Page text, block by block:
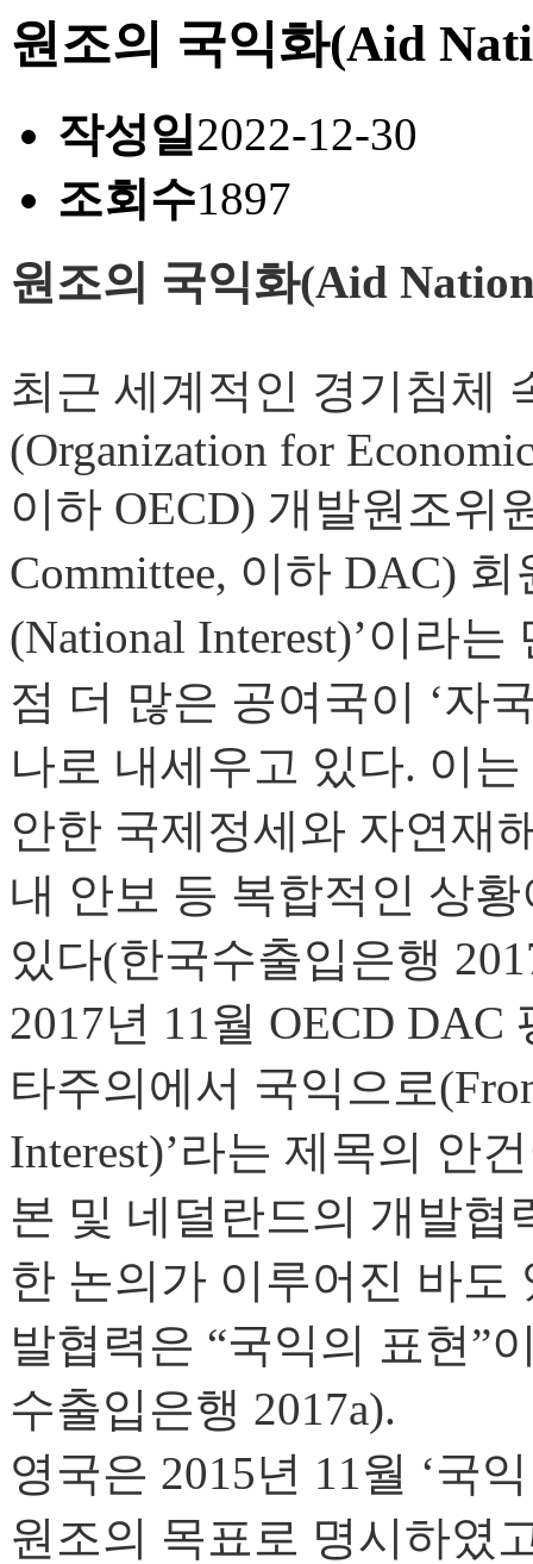
원조의 국익화(Aid
작성일2022-12-30
조회수1897
원조의 국익화(Aid
최근 세계적인 경기침체
(Organization for
이하 OECD) 개발원조위
Committee, 이하 DAC)
(National Interest)’이라
점 더 많은 공여국이 ‘자
나로 내세우고 있다. 이
안한 국제정세와 자연재
내 안보 등 복합적인 상
있다(한국수출입은행
2017년 11월 OECD
타주의에서 국익으로
Interest)’라는 제목의 안
본 및 네덜란드의 개발
한 논의가 이루어진 바도
발협력은 “국익의 표현”
수출입은행 2017a).
영국은 2015년 11월 ‘국
원조의 목표로 명시하였